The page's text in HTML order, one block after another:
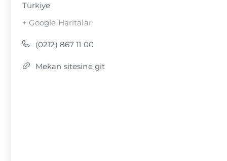
Türkiye
+ Google Haritalar
(0212) 867 11 00
Mekan sitesine git